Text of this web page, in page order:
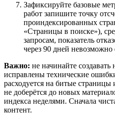
Зафиксируйте базовые
работ запишите точку
проиндексированных
«Страницы в поиске»),
запросам, показатель
через 90 дней
Важно: не начинайте
исправлены технические
расходуется на битые
не доберётся до новых
индекса неделями. Сначала
контент.